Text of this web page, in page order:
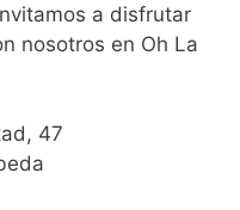
a disfrutar
nosotros en Oh La
47